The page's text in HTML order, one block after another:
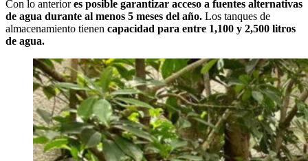
Con lo anteriores posible garantizar acceso a fuentes alternativas
de agua durante al menos 5 meses del año. Los tanques de
almacenamiento tienen capacidad para entre 1,100 y 2,500 litros
de agua.